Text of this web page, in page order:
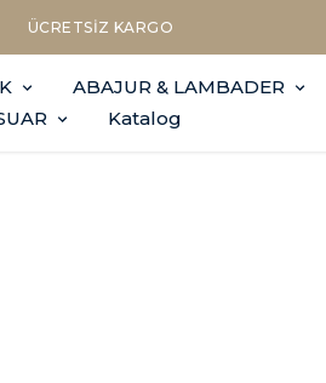
Ödemede Ek %10 İNDİRİM
ABAJUR & LAMBADER
Katalog